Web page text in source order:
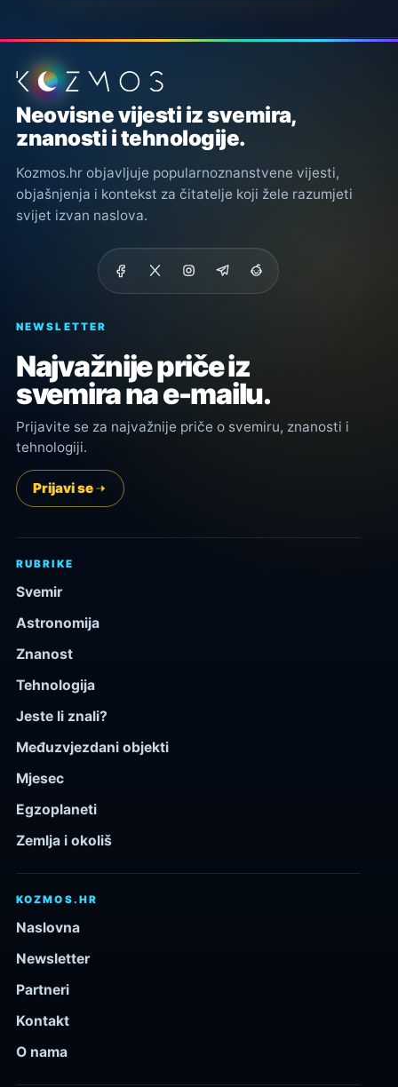
Podnožje stranice
Neovisne vijesti iz svemira,
znanosti i tehnologije.
Kozmos.hr objavljuje popularnoznanstvene vijesti,
objašnjenja i kontekst za čitatelje koji žele razumjeti
svijet izvan naslova.
NEWSLETTER
Najvažnije priče iz
svemira na e-mailu.
Prijavite se za najvažnije priče o svemiru, znanosti i
tehnologiji.
Prijavi se
RUBRIKE
Svemir
Astronomija
Znanost
Tehnologija
Jeste li znali?
Međuzvjezdani objekti
Mjesec
Egzoplaneti
Zemlja i okoliš
KOZMOS.HR
Naslovna
Newsletter
Partneri
Kontakt
O nama